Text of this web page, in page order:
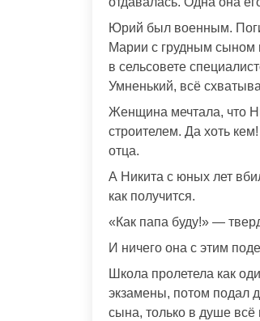
Юрий был военным.
Марии с грудным сыном
в сельсовете
Умненький, всё
Женщина мечтала, что
строителем. Да хоть
отца.
А Никита с юных лет
как получится.
«Как папа буду!» —
И ничего она с этим
Школа пролетела как
экзамены, потом подал
сына, только в душе всё